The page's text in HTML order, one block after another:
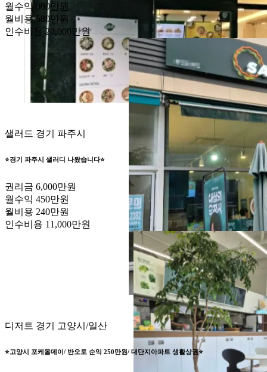
월수익 900만원
월비용 580만원
인수비용 20,000만원
샐러드 경기 파주시
⭐️경기 파주시 샐러디 나왔습니다⭐️
권리금 6,000만원
월수익 450만원
월비용 240만원
인수비용 11,000만원
디저트 경기 고양시/일산
⭐️고양시 포케올데이/ 반오토 순익 250만원/ 대단지아파트 생활상권⭐️